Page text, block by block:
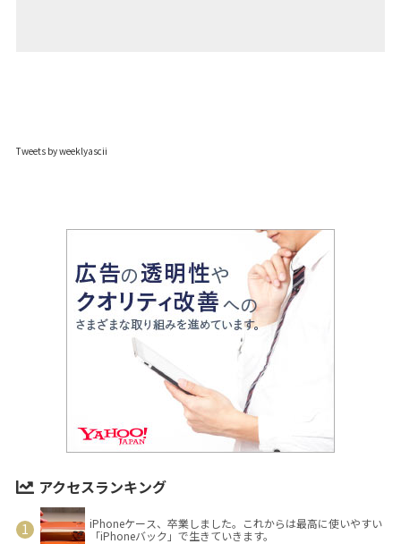
Tweets by weeklyascii
アクセスランキング
iPhoneケース、卒業しました。これからは最高に使いやすい
「iPhoneバック」で生きていきます。